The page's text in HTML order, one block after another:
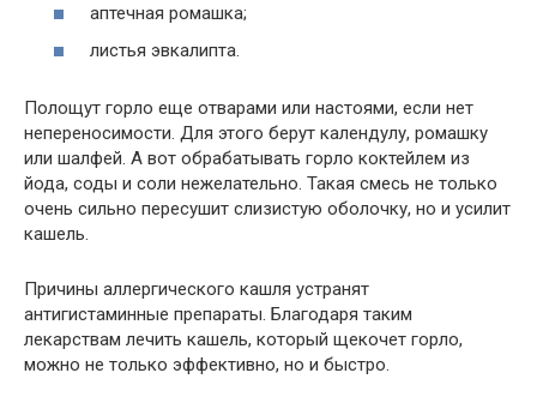
аптечная ромашка;
листья эвкалипта.
Полощут горло еще отварами или настоями, если нет
непереносимости. Для этого берут календулу, ромашку
или шалфей. А вот обрабатывать горло коктейлем из
йода, соды и соли нежелательно. Такая смесь не только
очень сильно пересушит слизистую оболочку, но и усилит
кашель.
Причины аллергического кашля устранят
антигистаминные препараты. Благодаря таким
лекарствам лечить кашель, который щекочет горло,
можно не только эффективно, но и быстро.